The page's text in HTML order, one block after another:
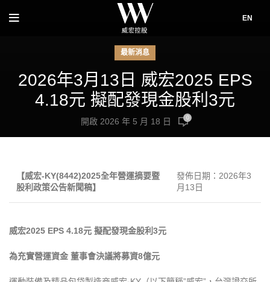
EN
最新消息
2026年3月13日 威宏2025 EPS
4.18元 擬配發現金股利3元
開啟 2026 年 5 月 18 日 0
【威宏-KY(8442)2025全年營運摘要暨
股利政策公告新聞稿】
發佈日期：2026年3
月13日
威宏2025 EPS 4.18元 擬配發現金股利 3元
為充實營運資金 董事會決議將募資8億元